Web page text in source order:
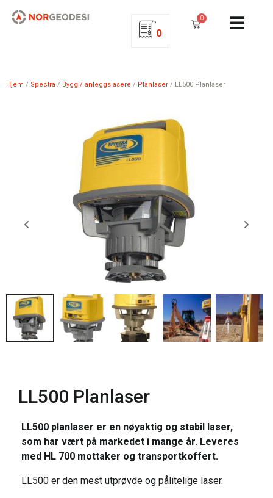
0
0
Hjem / Spectra / Bygg / anleggslasere / Planlaser / LL500 Planlaser
LL500 Planlaser
LL500 planlaser er en nøyaktig og stabil laser,
som har vært på markedet i mange år. Leveres
med HL 700 mottaker og transportkoffert.
LL500 er den mest utprøvde og pålitelige laser.